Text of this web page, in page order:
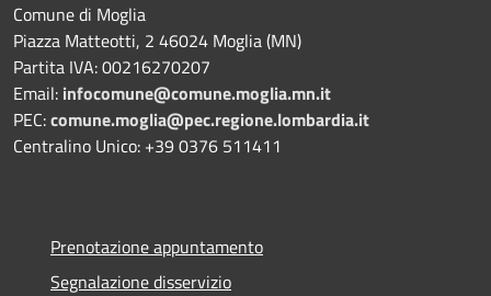
Comune di Moglia
Piazza Matteotti, 2 46024 Moglia (MN)
Partita IVA: 00216270207
Email: infocomune@comune.moglia.mn.it
PEC:comune.moglia@pec.regione.lombardia.it
Centralino Unico: +39 0376 511411
Prenotazione appuntamento
Segnalazione disservizio